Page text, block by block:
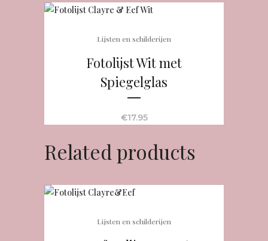
Lijsten en schilderijen
Fotolijst Wit met
Spiegelglas
€17.95
Related products
Lijsten en schilderijen